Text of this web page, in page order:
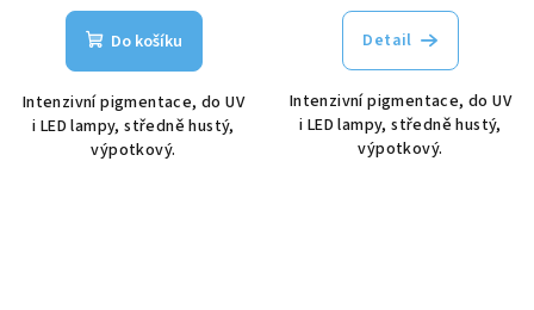
Do košíku
Intenzivní pigmentace, do UV
i LED lampy, středně hustý,
výpotkový.
Detail
Intenzivní pigmentace, do UV
i LED lampy, středně hustý,
výpotkový.